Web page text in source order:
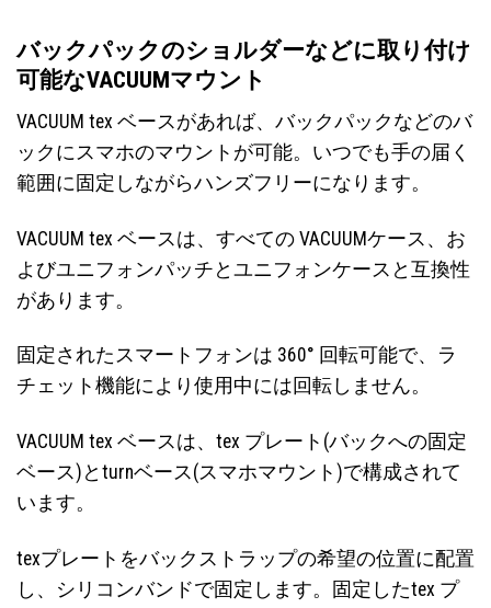
バックパックのショルダーなどに取り付け
可能なVACUUMマウント
VACUUM tex ベースがあれば、バックパックなどのバ
ックにスマホのマウントが可能。いつでも手の届く
範囲に固定しながらハンズフリーになります。
VACUUM tex ベースは、すべての VACUUMケース、お
よびユニフォンパッチとユニフォンケースと互換性
があります。
固定されたスマートフォンは 360° 回転可能で、ラ
チェット機能により使用中には回転しません。
VACUUM tex ベースは、tex プレート(バックへの固定
ベース)とturnベース(スマホマウント)で構成されて
います。
texプレートをバックストラップの希望の位置に配置
し、シリコンバンドで固定します。固定したtex プ